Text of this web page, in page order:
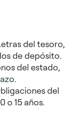
del tesoro,
de depósito.
del estado,
del
o 15 años.